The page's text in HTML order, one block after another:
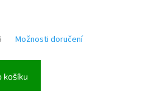
Možnosti doručení
košíku